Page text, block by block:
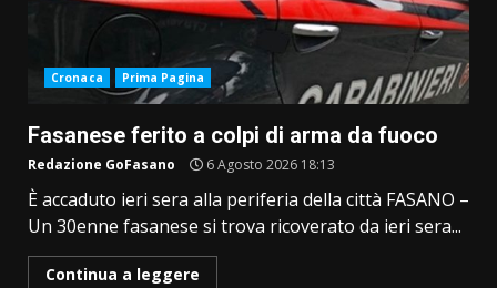
Cronaca Prima Pagina
Fasanese ferito a colpi di arma da fuoco
Redazione GoFasano 6 Agosto 2026 18:13
È accaduto ieri sera alla periferia della città FASANO –
Un 30enne fasanese si trova ricoverato da ieri sera...
Continua a leggere